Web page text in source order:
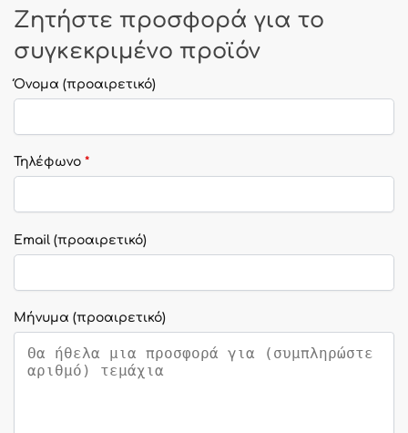
Ζητήστε προσφορά για το
συγκεκριμένο προϊόν
Όνομα (προαιρετικό)
Τηλέφωνο *
Email (προαιρετικό)
Μήνυμα (προαιρετικό)